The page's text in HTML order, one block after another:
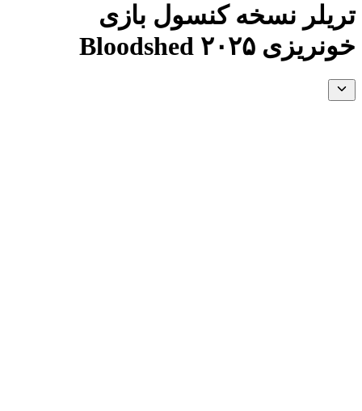
تریلر نسخه کنسول بازی
خونریزی ۲۰۲۵ Bloodshed